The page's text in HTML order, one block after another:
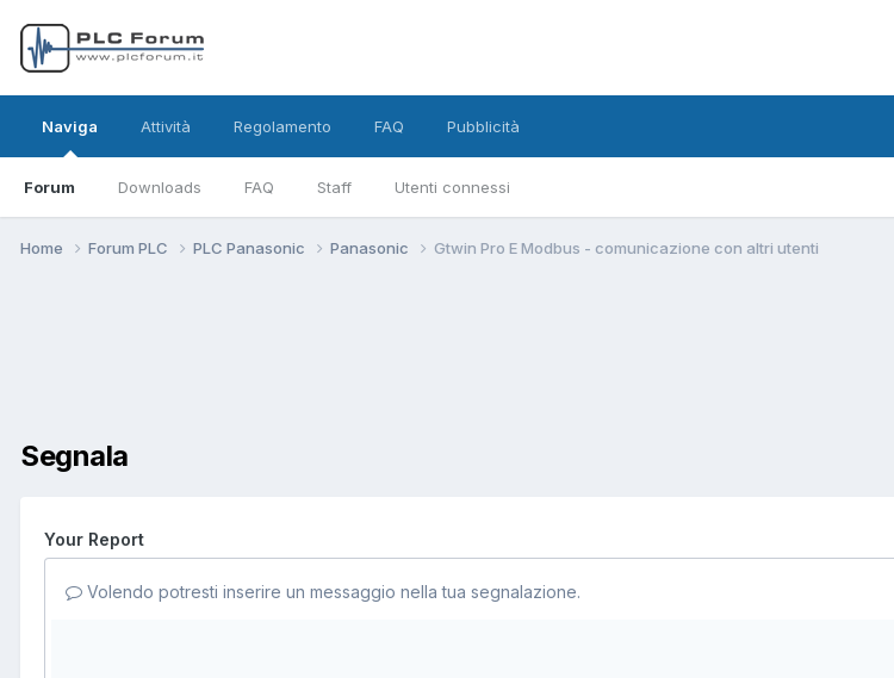
Naviga
Forum Downloads FAQ Staff Utenti connessi
Attività Regolamento FAQ Pubblicità
Home Forum PLC PLC Panasonic Panasonic Gtwin Pro E Modbus - comunicazione con altri utenti
Segnala
Your Report
Volendo potresti inserire un messaggio nella tua segnalazione.